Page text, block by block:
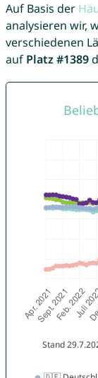
Auf Basis der
analysieren wir,
verschiedenen
auf Platz #1389